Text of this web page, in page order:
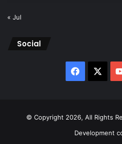
« Jul
Social
Facebook
© Copyright 2026, All Rights
Development